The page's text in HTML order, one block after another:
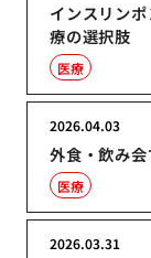
インスリン
療の選択肢
医療
外食・飲み
2026.04.03
医療
2026.03.31